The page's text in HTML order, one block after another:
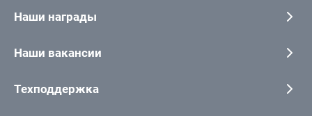
Наши награды
Наши вакансии
Техподдержка